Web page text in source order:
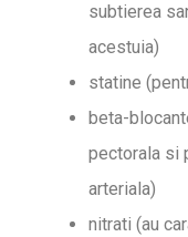
subtierea
acestuia)
statine
beta-
pectorala si
arteriala)
nitrati (au